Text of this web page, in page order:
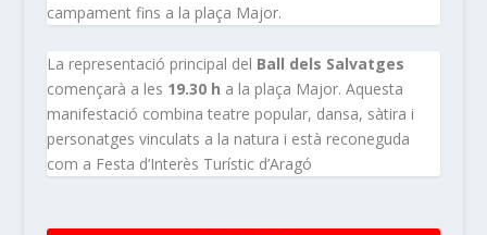
campament fins a la plaça Major.
La representació principal del Ball dels Salvatges
començarà a les 19.30 h a la plaça Major. Aquesta
manifestació combina teatre popular, dansa, sàtira i
personatges vinculats a la natura i està reconeguda
com a Festa d’Interès Turístic d’Aragó